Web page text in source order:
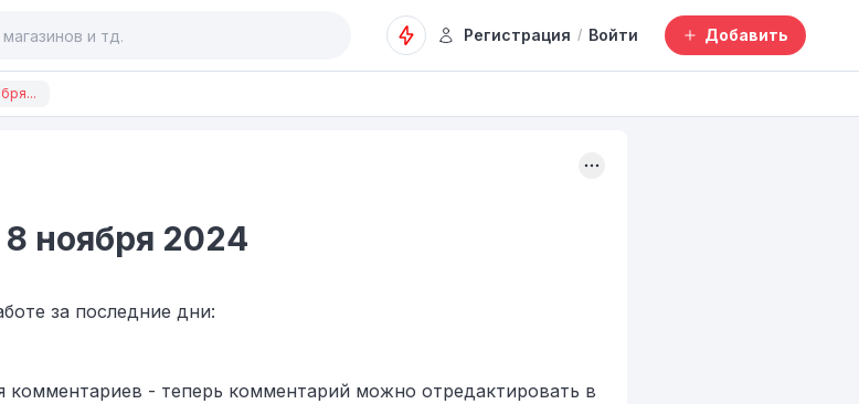
Регистрация / Войти Добавить
ноября 2024
за последние дни:
- теперь комментарий можно отредактировать в